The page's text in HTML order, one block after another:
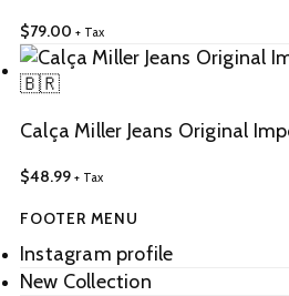
$79.00 + Tax
Calça Miller Jeans Original
$48.99 + Tax
FOOTER MENU
Instagram profile
New Collection